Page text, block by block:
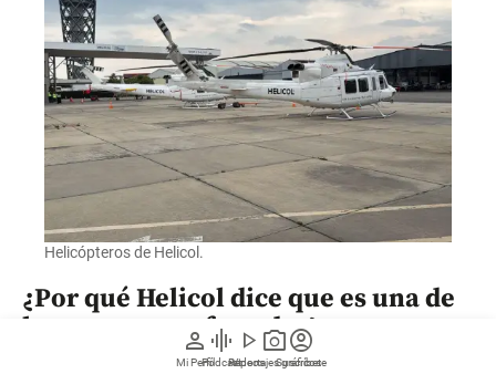
person
Mi Perfil
graphic_eq
Pódcast
play_arrow
Videos
photo_camera
Reportajes gráficos
account_circle
Suscríbete
Helicópteros de Helicol.
¿Por qué Helicol dice que es una de
las empresas afectadas?